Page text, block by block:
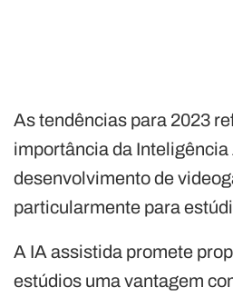
As tendências para 2023
importância da
desenvolvimento de
particularmente para
A IA assistida promete
estúdios uma vantagem